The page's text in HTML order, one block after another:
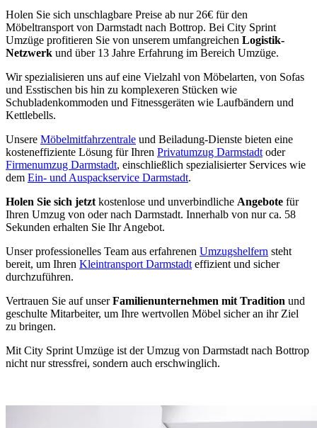
Holen Sie sich unschlagbare Preise ab nur 26€ für den
Möbeltransport von Darmstadt nach Bottrop. Bei City Sprint
Umzüge profitieren Sie von unserem umfangreichen Logistik-
Netzwerk und über 13 Jahre Erfahrung im Bereich Umzüge.
Wir spezialisieren uns auf eine Vielzahl von Möbelarten, von Sofas
und Esstischen bis hin zu komplexeren Stücken wie
Schubladenkommoden und Fitnessgeräten wie Laufbändern und
Kettlebells.
Unsere Möbelmitfahrzentrale und Beiladung-Dienste bieten eine
kosteneffiziente Lösung für Ihren Privatumzug Darmstadt oder
Firmenumzug Darmstadt, einschließlich spezialisierter Services wie
dem Ein- und Auspackservice Darmstadt.
Holen Sie sich jetzt kostenlose und unverbindliche Angebote für
Ihren Umzug von oder nach Darmstadt. Innerhalb von nur ca. 58
Sekunden erhalten Sie Ihr Angebot.
Unser professionelles Team aus erfahrenen Umzugshelfern steht
bereit, um Ihren Kleintransport Darmstadt effizient und sicher
durchzuführen.
Vertrauen Sie auf unserFamilienunternehmen mit Tradition und
geschulte Mitarbeiter, um Ihre wertvollen Möbel sicher an ihr Ziel
zu bringen.
Mit City Sprint Umzüge ist der Umzug von Darmstadt nach Bottrop
nicht nur stressfrei, sondern auch erschwinglich.